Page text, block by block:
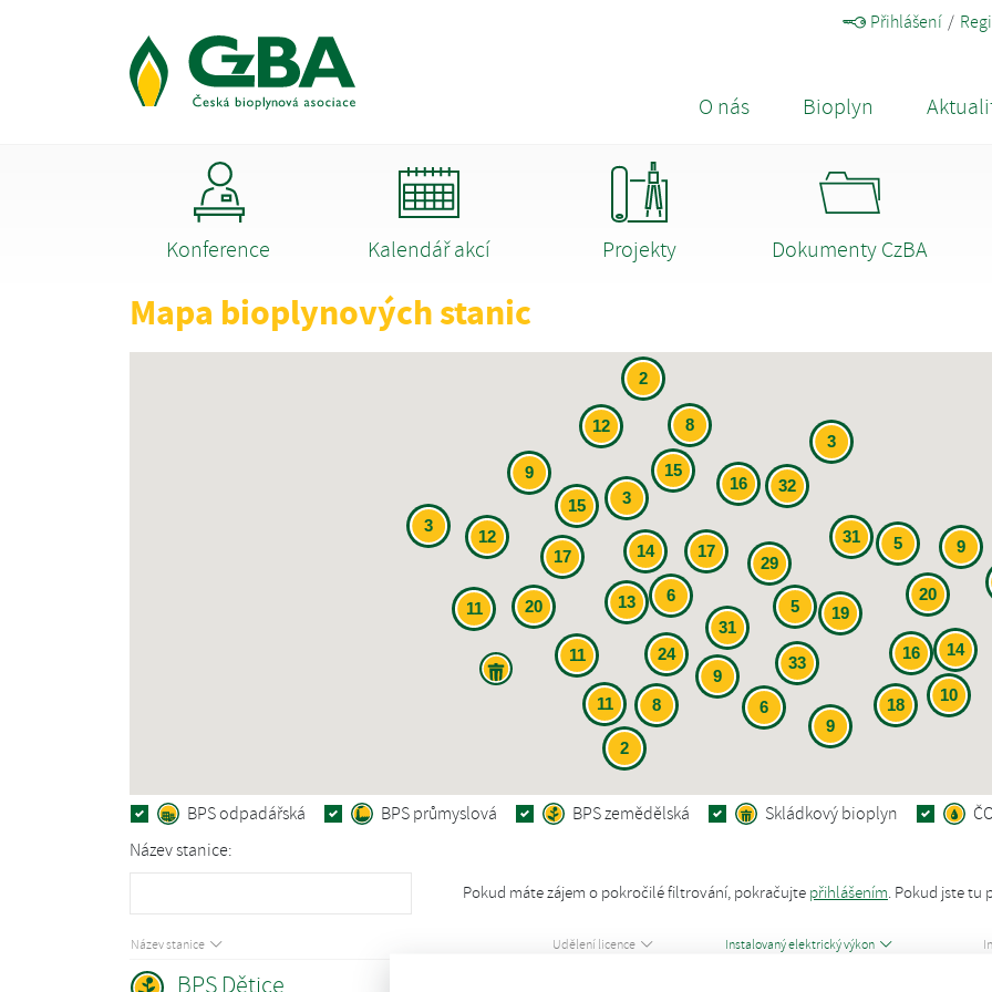
Přihlášení
O nás Bioplyn
Konference Kalendář akcí Projekty Dokumenty CzBA
Mapa bioplynových stanic
31
31
33
17
11
9
18
20
24
32
10
13
11
29
14
12
15
17
16
19
8
11 14
15
8
16
20
9
6
9
12
6
3
2
9
3
5
3
2
5
BPS odpadářská BPS průmyslová BPS zemědělská Skládkový bioplyn
Název stanice:
Pokud máte zájem o pokročilé filtrování, pokračujte přihlášením. Pokud jste tu
Název stanice Udělení licence Instalovaný elektrický výkon
BPS Dětice